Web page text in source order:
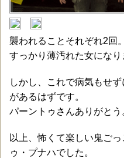
襲われることそれぞれ2回。
すっかり薄汚れた女になり
しかし、これで病気もせ
があるはずです。
パーントゥさんありがとう
以上、怖くて楽しい鬼ご
ゥ・プナハでした。